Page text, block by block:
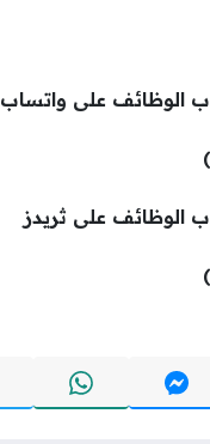
الوظائف على واتساب
الوظائف على ثريدز
)